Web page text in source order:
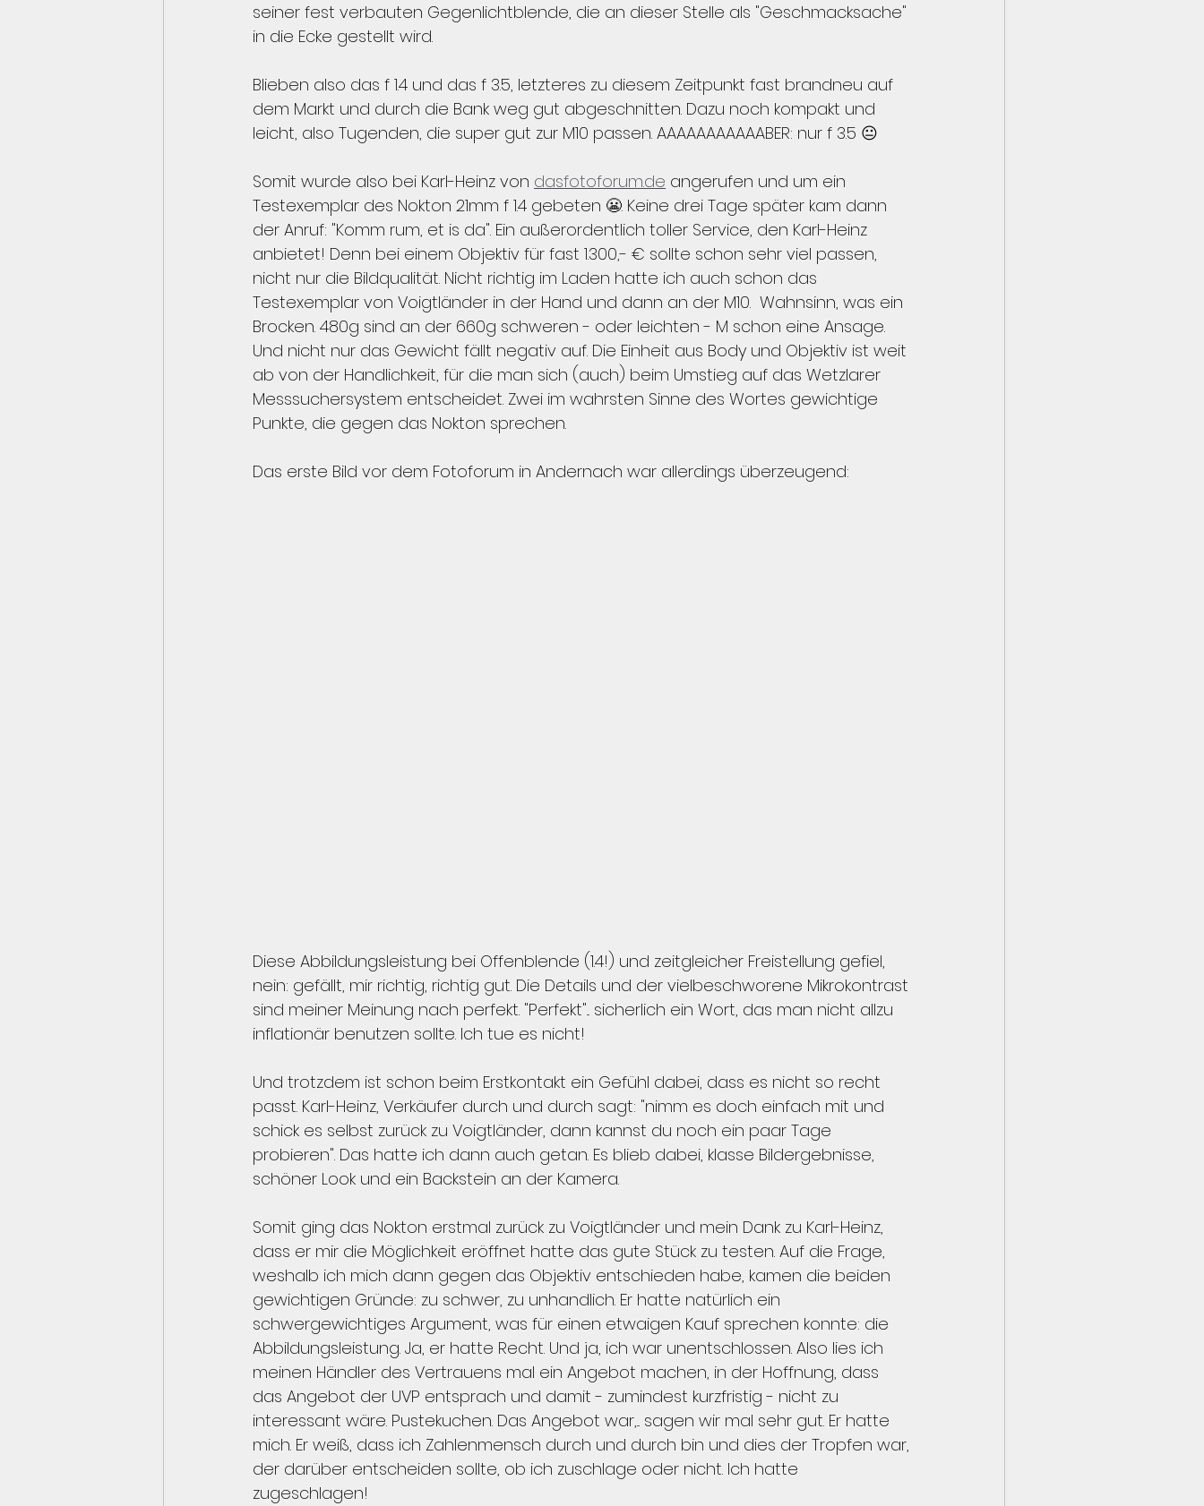
seiner fest verbauten Gegenlichtblende, die an dieser Stelle als "Geschmacksache"
in die Ecke gestellt wird.
Blieben also das f 1.4 und das f 3.5, letzteres zu diesem Zeitpunkt fast brandneu auf
dem Markt und durch die Bank weg gut abgeschnitten. Dazu noch kompakt und
leicht, also Tugenden, die super gut zur M10 passen. AAAAAAAAAAABER: nur f 3.5 😐
Somit wurde also bei Karl-Heinz von dasfotoforum.de angerufen und um ein
Testexemplar des Nokton 21mm f 1.4 gebeten 😬. Keine drei Tage später kam dann
der Anruf: "Komm rum, et is da". Ein außerordentlich toller Service, den Karl-Heinz
anbietet! Denn bei einem Objektiv für fast 1.300,- € sollte schon sehr viel passen,
nicht nur die Bildqualität. Nicht richtig im Laden hatte ich auch schon das
Testexemplar von Voigtländer in der Hand und dann an der M10.  Wahnsinn, was ein
Brocken. 480g sind an der 660g schweren - oder leichten - M schon eine Ansage.
Und nicht nur das Gewicht fällt negativ auf. Die Einheit aus Body und Objektiv ist weit
ab von der Handlichkeit, für die man sich (auch) beim Umstieg auf das Wetzlarer
Messsuchersystem entscheidet. Zwei im wahrsten Sinne des Wortes gewichtige
Punkte, die gegen das Nokton sprechen.
Das erste Bild vor dem Fotoforum in Andernach war allerdings überzeugend:
Diese Abbildungsleistung bei Offenblende (1.4!) und zeitgleicher Freistellung gefiel,
nein: gefällt, mir richtig, richtig gut. Die Details und der vielbeschworene Mikrokontrast
sind meiner Meinung nach perfekt. "Perfekt"... sicherlich ein Wort, das man nicht allzu
inflationär benutzen sollte. Ich tue es nicht!
Und trotzdem ist schon beim Erstkontakt ein Gefühl dabei, dass es nicht so recht
passt. Karl-Heinz, Verkäufer durch und durch sagt: "nimm es doch einfach mit und
schick es selbst zurück zu Voigtländer, dann kannst du noch ein paar Tage
probieren". Das hatte ich dann auch getan. Es blieb dabei, klasse Bildergebnisse,
schöner Look und ein Backstein an der Kamera.
Somit ging das Nokton erstmal zurück zu Voigtländer und mein Dank zu Karl-Heinz,
dass er mir die Möglichkeit eröffnet hatte das gute Stück zu testen. Auf die Frage,
weshalb ich mich dann gegen das Objektiv entschieden habe, kamen die beiden
gewichtigen Gründe: zu schwer, zu unhandlich. Er hatte natürlich ein
schwergewichtiges Argument, was für einen etwaigen Kauf sprechen konnte: die
Abbildungsleistung. Ja, er hatte Recht. Und ja, ich war unentschlossen. Also lies ich
meinen Händler des Vertrauens mal ein Angebot machen, in der Hoffnung, dass
das Angebot der UVP entsprach und damit - zumindest kurzfristig - nicht zu
interessant wäre. Pustekuchen. Das Angebot war,... sagen wir mal sehr gut. Er hatte
mich. Er weiß, dass ich Zahlenmensch durch und durch bin und dies der Tropfen war,
der darüber entscheiden sollte, ob ich zuschlage oder nicht. Ich hatte
zugeschlagen!